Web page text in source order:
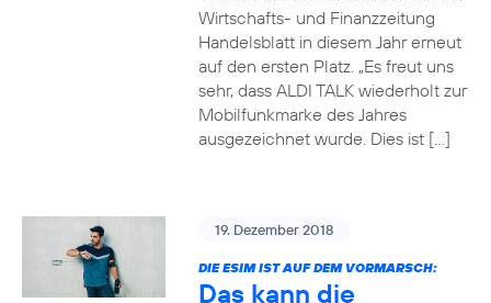
Wirtschafts- und Finanzzeitung
Handelsblatt in diesem Jahr erneut
auf den ersten Platz. „Es freut uns
sehr, dass ALDI TALK wiederholt zur
Mobilfunkmarke des Jahres
ausgezeichnet wurde. Dies ist […]
19. Dezember 2018
DIE ESIM IST AUF DEM VORMARSCH:
Das kann die